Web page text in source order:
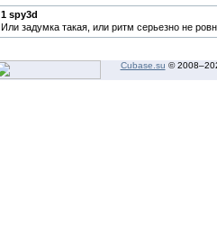
1 spy3d
Или задумка такая, или ритм серьезно не
Cubase.su © 2008–